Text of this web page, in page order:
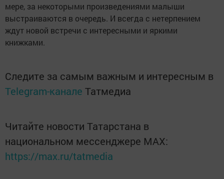
мере, за некоторыми произведениями малыши
выстраиваются в очередь. И всегда с нетерпением
ждут новой встречи с интересными и яркими
книжками.
Следите за самым важным и интересным в
Telegram-канале Татмедиа
Читайте новости Татарстана в
национальном мессенджере MАХ:
https://max.ru/tatmedia